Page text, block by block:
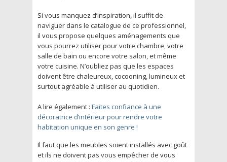
Si vous manquez d’inspiration, il suffit de
naviguer dans le catalogue de ce professionnel,
il vous propose quelques aménagements que
vous pourrez utiliser pour votre chambre, votre
salle de bain ou encore votre salon, et même
votre cuisine. N’oubliez pas que les espaces
doivent être chaleureux, cocooning, lumineux et
surtout agréable à utiliser au quotidien.
A lire également : Faites confiance à une
décoratrice d’intérieur pour rendre votre
habitation unique en son genre !
Il faut que les meubles soient installés avec goût
et ils ne doivent pas vous empêcher de vous